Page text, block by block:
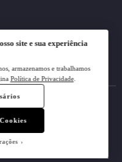
Sell My Personal
site e sua experiência
armazenamos e trabalhamos
Política de Privacidade.